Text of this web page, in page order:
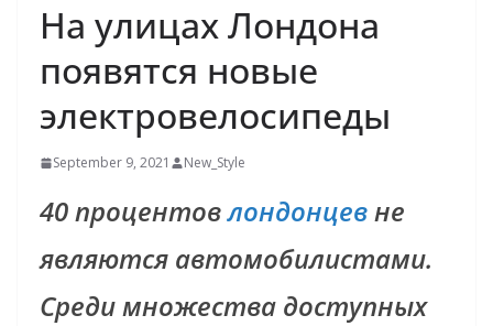
На улицах Лондона
появятся новые
электровелосипеды
September 9, 2021 New_Style
40 процентовлондонцевне
являются автомобилистами.
Среди множества доступных